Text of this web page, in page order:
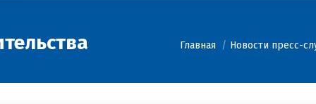
Вы здесь:
Главная Новости пресс-